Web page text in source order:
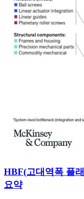
HBF(고대역폭 플
요약